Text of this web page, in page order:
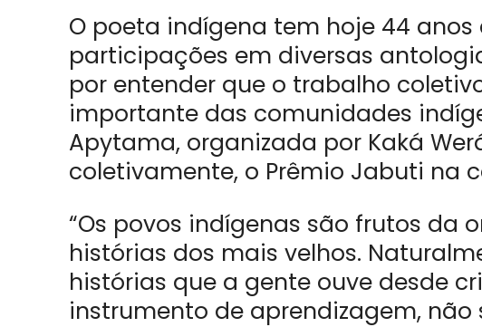
O poeta indígena tem hoje 44 anos
participações em diversas
por entender que o trabalho
importante das comunidades
Apytama, organizada por Kaká
coletivamente, o Prêmio Jabuti na
“Os povos indígenas são frutos da
histórias dos mais velhos.
histórias que a gente ouve desde
instrumento de aprendizagem,